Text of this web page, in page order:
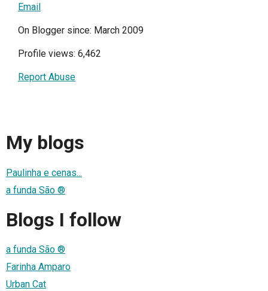
Email
On Blogger since: March 2009
Profile views: 6,462
Report Abuse
My blogs
Paulinha e cenas...
a funda São ®
Blogs I follow
a funda São ®
Farinha Amparo
Urban Cat